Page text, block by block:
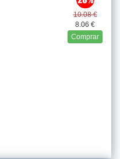
10.08 €
8.06 €
Comprar